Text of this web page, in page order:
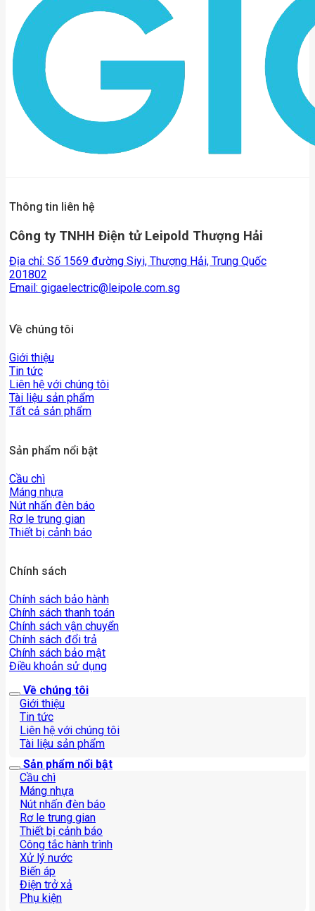
Thông tin liên hệ
Công ty TNHH Điện tử Leipold Thượng Hải
Địa chỉ: Số 1569 đường Siyi, Thượng Hải, Trung Quốc
201802
Email: gigaelectric@leipole.com.sg
Về chúng tôi
Giới thiệu
Tin tức
Liên hệ với chúng tôi
Tài liệu sản phẩm
Tất cả sản phẩm
Sản phẩm nổi bật
Cầu chì
Máng nhựa
Nút nhấn đèn báo
Rơ le trung gian
Thiết bị cảnh báo
Chính sách
Chính sách bảo hành
Chính sách thanh toán
Chính sách vận chuyển
Chính sách đổi trả
Chính sách bảo mật
Điều khoản sử dụng
Về chúng tôi
Giới thiệu
Tin tức
Liên hệ với chúng tôi
Tài liệu sản phẩm
Sản phẩm nổi bật
Cầu chì
Máng nhựa
Nút nhấn đèn báo
Rơ le trung gian
Thiết bị cảnh báo
Công tắc hành trình
Xử lý nước
Biến áp
Điện trở xả
Phụ kiện